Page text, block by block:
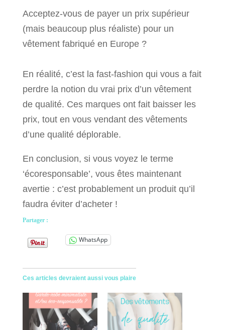
Acceptez-vous de payer un prix supérieur
(mais beaucoup plus réaliste) pour un
vêtement fabriqué en Europe ?
En réalité, c’est la fast-fashion qui vous a fait
perdre la notion du vrai prix d’un vêtement
de qualité. Ces marques ont fait baisser les
prix, tout en vous vendant des vêtements
d’une qualité déplorable.
En conclusion, si vous voyez le terme
‘écoresponsable’, vous êtes maintenant
avertie : c’est probablement un produit qu’il
faudra éviter d’acheter !
Partager :
WhatsApp
Ces articles devraient aussi vous plaire